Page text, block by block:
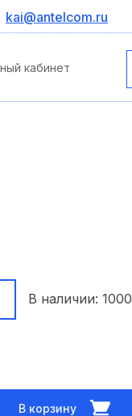
kai@antelcom.ru
кабинет
В наличии: 1000
В корзину